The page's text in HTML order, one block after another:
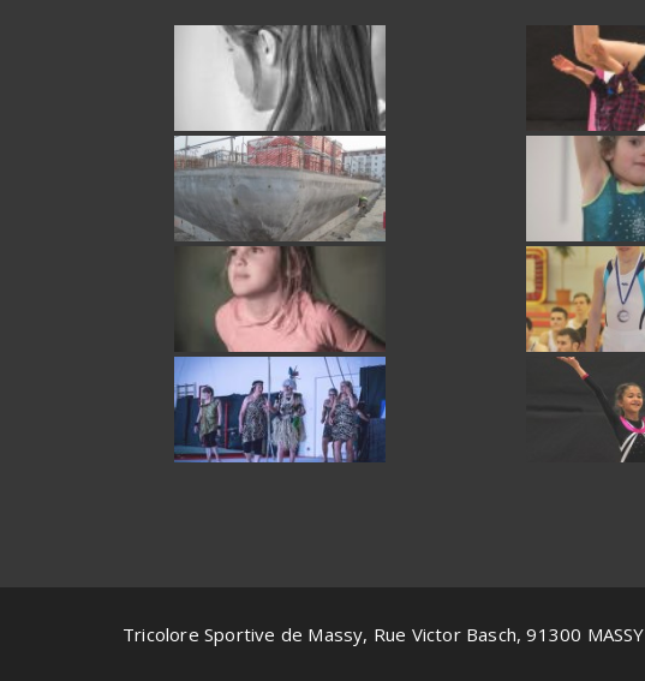
Tricolore Sportive de Massy, Rue Victor Basch, 91300 MASSY